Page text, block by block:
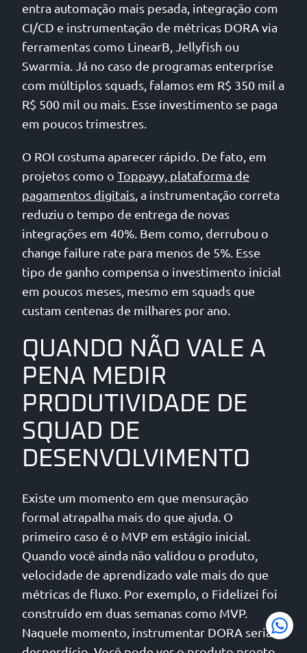
entra automação mais pesada, integração com
CI/CD e instrumentação de métricas DORA via
ferramentas como LinearB, Jellyfish ou
Swarmia. Já no caso de programas enterprise
com múltiplos squads, falamos em R$ 350 mil a
R$ 500 mil ou mais. Esse investimento se paga
em poucos trimestres.
O ROI costuma aparecer rápido. De fato, em
projetos como o Toppayy, plataforma de
pagamentos digitais, a instrumentação correta
reduziu o tempo de entrega de novas
integrações em 40%. Bem como, derrubou o
change failure rate para menos de 5%. Esse
tipo de ganho compensa o investimento inicial
em poucos meses, mesmo em squads que
custam centenas de milhares por ano.
QUANDO NÃO VALE A
PENA MEDIR
PRODUTIVIDADE DE
SQUAD DE
DESENVOLVIMENTO
Existe um momento em que mensuração
formal atrapalha mais do que ajuda. O
primeiro caso é o MVP em estágio inicial.
Quando você ainda não validou o produto,
velocidade de aprendizado vale mais do que
métricas de fluxo. Por exemplo, o Fidelizei foi
construído em duas semanas como MVP.
Naquele momento, instrumentar DORA seria